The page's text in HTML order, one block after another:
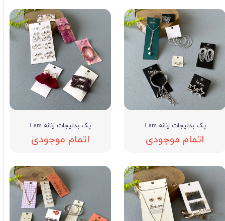
پک بدلیجات زنانه I am
اتمام موجودی
پک بدلیجات زنانه I am
اتمام موجودی